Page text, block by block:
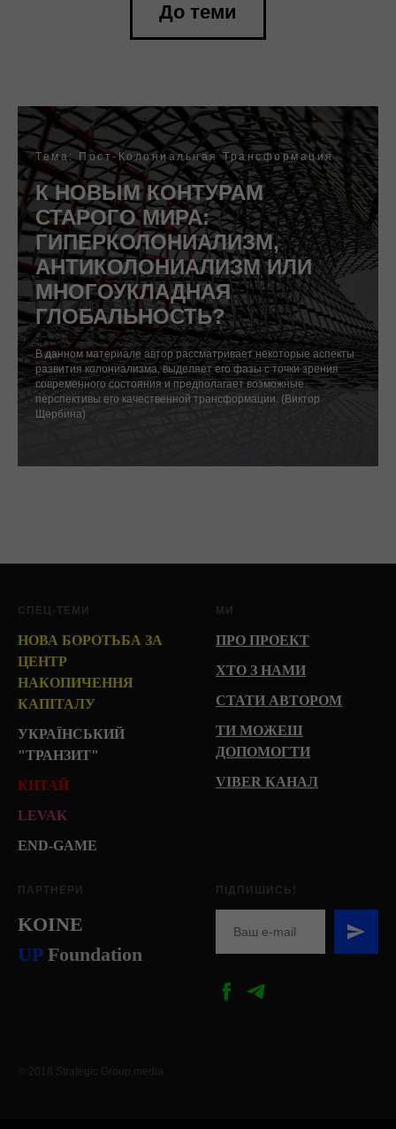
До теми
Тема: Пост-Колониальная Трансформация
К НОВЫМ КОНТУРАМ
СТАРОГО МИРА:
ГИПЕРКОЛОНИАЛИЗМ,
АНТИКОЛОНИАЛИЗМ ИЛИ
МНОГОУКЛАДНАЯ
ГЛОБАЛЬНОСТЬ?
В данном материале автор рассматривает некоторые аспекты
развития колониализма, выделяет его фазы с точки зрения
современного состояния и предполагает возможные
перспективы его качественной трансформации. (Виктор
Щербина)
СПЕЦ-ТЕМИ
НОВА БОРОТЬБА ЗА
ЦЕНТР
НАКОПИЧЕННЯ
КАПІТАЛУ
УКРАЇНСЬКИЙ
"ТРАНЗИТ"
КИТАЙ
LEVAK
END-GAME
МИ
ПРО ПРОЕКТ
ХТО З НАМИ
СТАТИ АВТОРОМ
ТИ МОЖЕШ
ДОПОМОГТИ
VIBER КАНАЛ
ПАРТНЕРИ
KOINE
UP Foundation
ПІДПИШИСЬ!
© 2018 Strategic Group.media